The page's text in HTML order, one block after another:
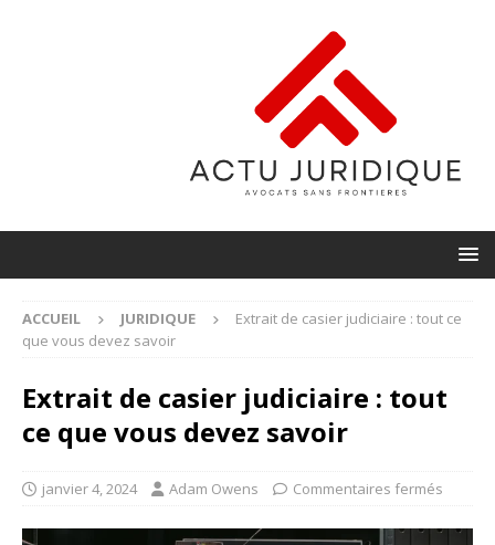
ACCUEIL JURIDIQUE
Extrait de casier judiciaire : tout ce
que vous devez savoir
Extrait de casier judiciaire : tout
ce que vous devez savoir
janvier 4, 2024 Adam Owens Commentaires fermés